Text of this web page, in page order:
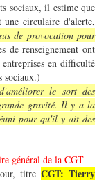
sociaux, il estime que
circulaire d'alerte,
de provocation pour
de renseignement ont
entreprises en difficulté
sociaux.)
le sort des
gravité. Il y a la
pour qu'il y ait des
général de la CGT
titre CGT: Tierry